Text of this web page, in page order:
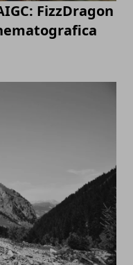
FizzDragon